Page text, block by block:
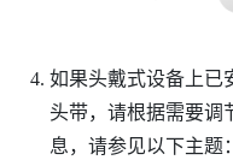
如果头戴式设备上已
头带，请根据需要调
息，请参见以下主题：